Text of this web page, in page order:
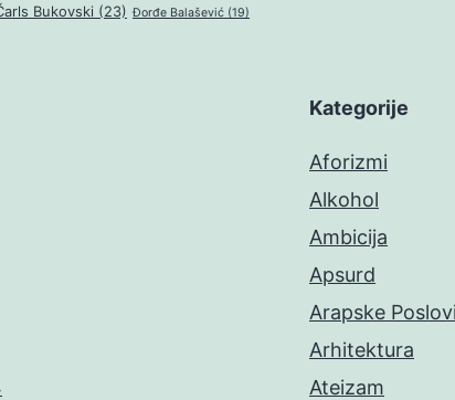
Bukovski (23) Đorđe Balašević (19)
Kategorije
Aforizmi
Alkohol
Ambicija
Apsurd
Arapske
Arhitektura
Ateizam